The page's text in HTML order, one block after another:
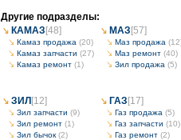
Другие подразделы:
КАМАЗ [48]
Камаз продажа (20)
Камаз запчасти (27)
Камаз ремонт (1)
МАЗ [57]
Маз продажа
Маз ремонт (40)
Зил продажа (5)
ЗИЛ [12]
Зил запчасти (9)
Зил ремонт (1)
Зил бычок (2)
ГАЗ [17]
Газ продажа (5)
Газ запчасти (10)
Газ ремонт (2)